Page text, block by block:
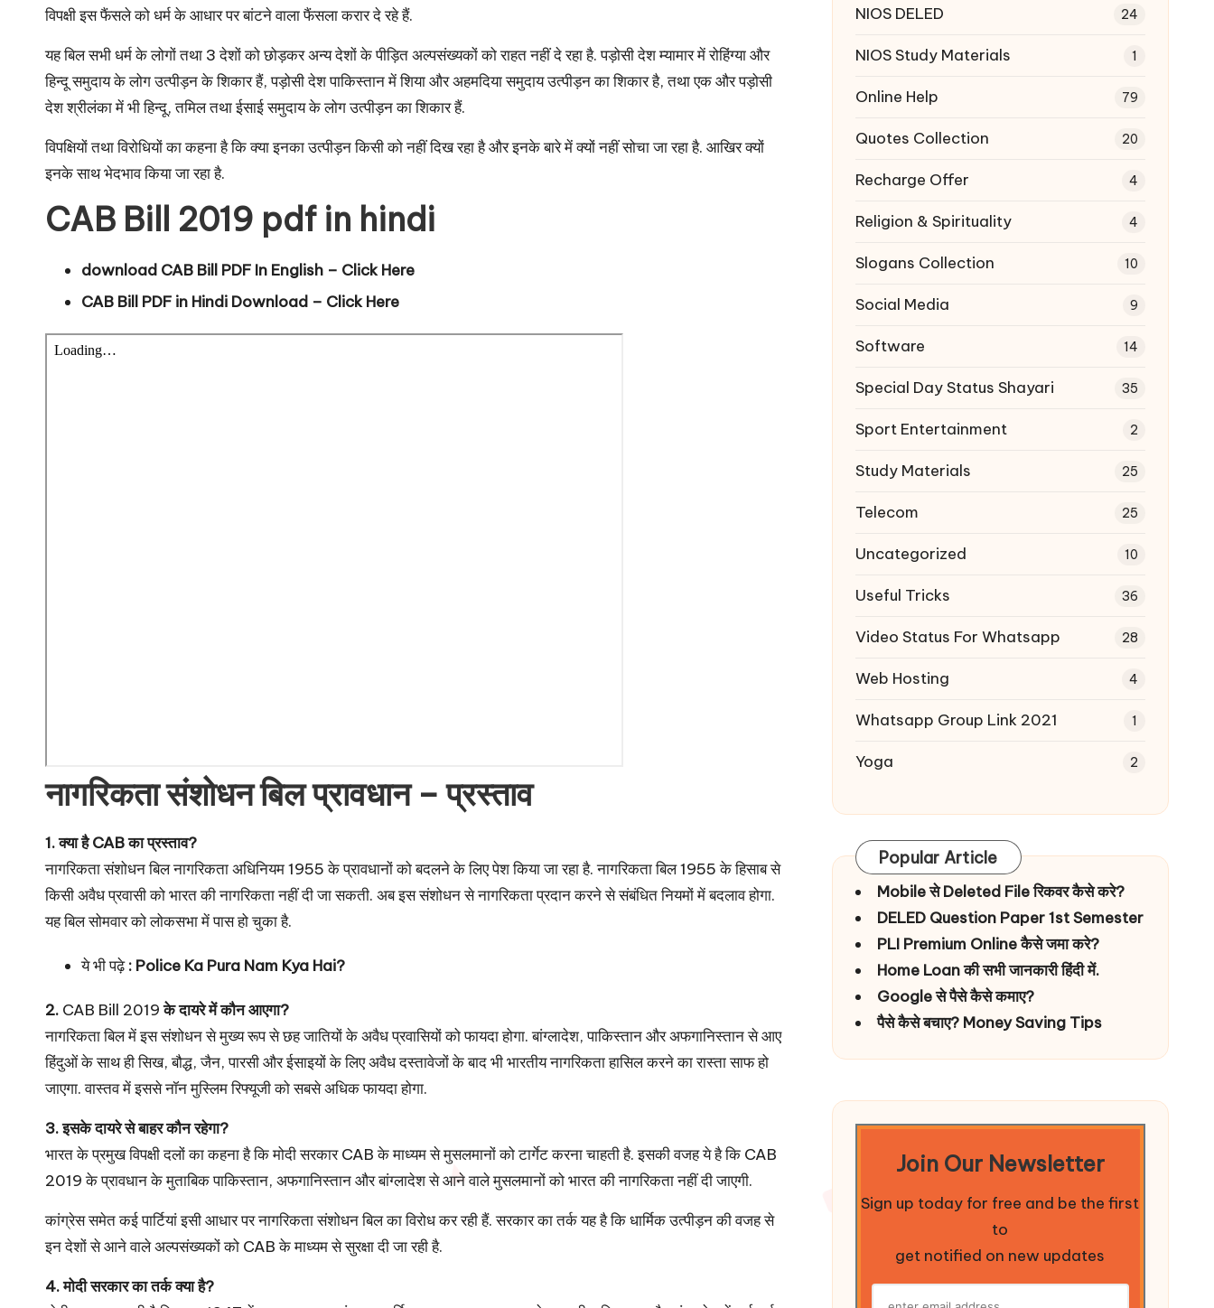
विपक्षी इस फैंसले को धर्म के आधार पर बांटने वाला फैंसला करार दे रहे हैं.
यह बिल सभी धर्म के लोगों तथा 3 देशों को छोड़कर अन्य देशों के पीड़ित अल्पसंख्यकों को राहत नहीं दे रहा है. पड़ोसी देश म्यामार में रोहिंग्या और
हिन्दू समुदाय के लोग उत्पीड़न के शिकार हैं, पड़ोसी देश पाकिस्तान में शिया और अहमदिया समुदाय उत्पीड़न का शिकार है, तथा एक और पड़ोसी
देश श्रीलंका में भी हिन्दू, तमिल तथा ईसाई समुदाय के लोग उत्पीड़न का शिकार हैं.
विपक्षियों तथा विरोधियों का कहना है कि क्या इनका उत्पीड़न किसी को नहीं दिख रहा है और इनके बारे में क्यों नहीं सोचा जा रहा है. आखिर क्यों
इनके साथ भेदभाव किया जा रहा है.
CAB Bill 2019 pdf in hindi
download CAB Bill PDF In English – Click Here
CAB Bill PDF in Hindi Download – Click Here
नागरिकता संशोधन बिल प्रावधान – प्रस्ताव
1. क्या है CAB का प्रस्ताव?
नागरिकता संशोधन बिल नागरिकता अधिनियम 1955 के प्रावधानों को बदलने के लिए पेश किया जा रहा है. नागरिकता बिल 1955 के हिसाब से
किसी अवैध प्रवासी को भारत की नागरिकता नहीं दी जा सकती. अब इस संशोधन से नागरिकता प्रदान करने से संबंधित नियमों में बदलाव होगा.
यह बिल सोमवार को लोकसभा में पास हो चुका है.
ये भी पढ़े: Police Ka Pura Nam Kya Hai?
2. CAB Bill 2019के दायरे में कौन आएगा?
नागरिकता बिल में इस संशोधन से मुख्य रूप से छह जातियों के अवैध प्रवासियों को फायदा होगा. बांग्लादेश, पाकिस्तान और अफगानिस्तान से आए
हिंदुओं के साथ ही सिख, बौद्ध, जैन, पारसी और ईसाइयों के लिए अवैध दस्तावेजों के बाद भी भारतीय नागरिकता हासिल करने का रास्ता साफ हो
जाएगा. वास्तव में इससे नॉन मुस्लिम रिफ्यूजी को सबसे अधिक फायदा होगा.
3. इसके दायरे से बाहर कौन रहेगा?
भारत के प्रमुख विपक्षी दलों का कहना है कि मोदी सरकार CAB के माध्यम से मुसलमानों को टार्गेट करना चाहती है. इसकी वजह ये है कि CAB
2019 के प्रावधान के मुताबिक पाकिस्तान, अफगानिस्तान और बांग्लादेश से आने वाले मुसलमानों को भारत की नागरिकता नहीं दी जाएगी.
कांग्रेस समेत कई पार्टियां इसी आधार पर नागरिकता संशोधन बिल का विरोध कर रही हैं. सरकार का तर्क यह है कि धार्मिक उत्पीड़न की वजह से
इन देशों से आने वाले अल्पसंख्यकों को CAB के माध्यम से सुरक्षा दी जा रही है.
4. मोदी सरकार का तर्क क्या है?
NIOS DELED 24
NIOS Study Materials 1
Online Help 79
Quotes Collection 20
Recharge Offer 4
Religion & Spirituality 4
Slogans Collection 10
Social Media 9
Software 14
Special Day Status Shayari 35
Sport Entertainment 2
Study Materials 25
Telecom 25
Uncategorized 10
Useful Tricks 36
Video Status For Whatsapp 28
Web Hosting 4
Whatsapp Group Link 2021 1
Yoga 2
Popular Article
Mobile से Deleted File रिकवर कैसे करे?
DELED Question Paper 1st Semester
PLI Premium Online कैसे जमा करे?
Home Loan की सभी जानकारी हिंदी में.
Google से पैसे कैसे कमाए?
पैसे कैसे बचाए? Money Saving Tips
Join Our Newsletter
Sign up today for free and be the first
to
get notified on new updates